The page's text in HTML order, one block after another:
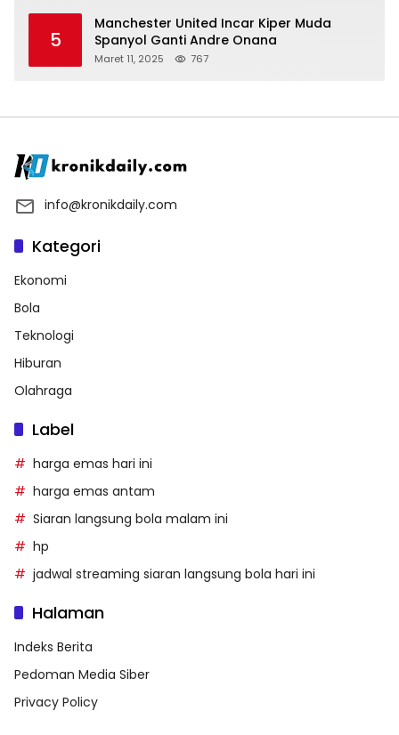
5
Manchester United Incar Kiper Muda
Spanyol Ganti Andre Onana
Maret 11, 2025 767
info@kronikdaily.com
Kategori
Ekonomi
Bola
Teknologi
Hiburan
Olahraga
Label
harga emas hari ini
harga emas antam
Siaran langsung bola malam ini
hp
jadwal streaming siaran langsung bola hari ini
Halaman
Indeks Berita
Pedoman Media Siber
Privacy Policy